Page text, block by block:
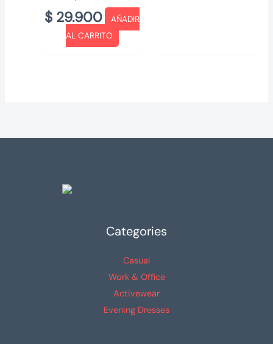
$ 29.900
AÑADIR
AL CARRITO
Categories
Casual
Work & Office
Activewear
Evening Dresses